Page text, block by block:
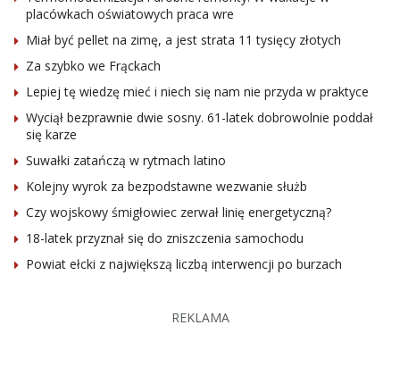
placówkach oświatowych praca wre
Miał być pellet na zimę, a jest strata 11 tysięcy złotych
Za szybko we Frąckach
Lepiej tę wiedzę mieć i niech się nam nie przyda w praktyce
Wyciął bezprawnie dwie sosny. 61-latek dobrowolnie poddał
się karze
Suwałki zatańczą w rytmach latino
Kolejny wyrok za bezpodstawne wezwanie służb
Czy wojskowy śmigłowiec zerwał linię energetyczną?
18-latek przyznał się do zniszczenia samochodu
Powiat ełcki z największą liczbą interwencji po burzach
REKLAMA